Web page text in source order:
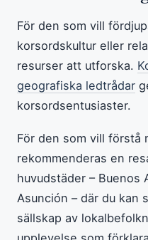
För den som vill
korsordskultur eller
resurser att utforska.
geografiska ledtrådar
korsordsentusiaster.
För den som vill förstå
rekommenderas en
huvudstäder –
Asunción – där du kan
sällskap av